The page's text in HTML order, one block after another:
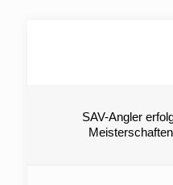
SAV-Angler